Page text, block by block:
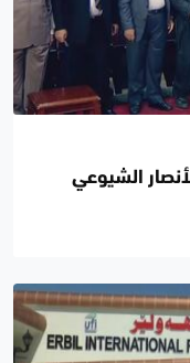
الشيوعي